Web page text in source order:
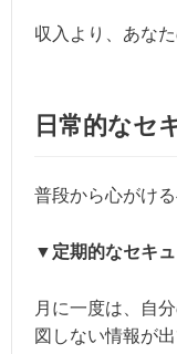
収入より、あな
日常的なセ
普段から心がけ
▼定期的なセキ
月に一度は、自
図しない情報が